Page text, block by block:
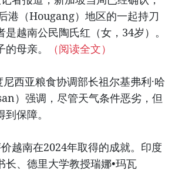
港（Hougang）地区的一起持刀
越南公民陶氏红（女，34岁）。
母亲。
（阅读全文）
西亚粮食协调部长祖尔基弗利·哈
）强调，尽管天气条件恶劣，但
保障。
越南在2024年取得的成就。印度
长、德里大学教授瑞娜•玛瓦